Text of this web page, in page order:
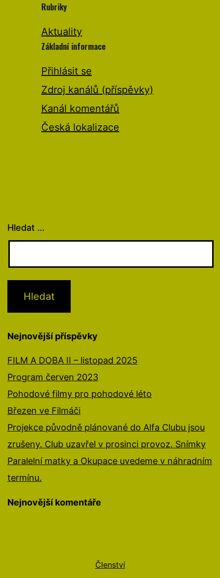
Rubriky
Aktuality
Základní informace
Přihlásit se
Zdroj kanálů (příspěvky)
Kanál komentářů
Česká lokalizace
Hledat …
Nejnovější příspěvky
FILM A DOBA II – listopad 2025
Program červen 2023
Pohodové filmy pro pohodové léto
Březen ve Filmáči
Projekce původně plánované do Alfa Clubu jsou
zrušeny. Club uzavřel v prosinci provoz. Snímky
Paralelní matky a Okupace uvedeme v náhradním
termínu.
Nejnovější komentáře
Členství